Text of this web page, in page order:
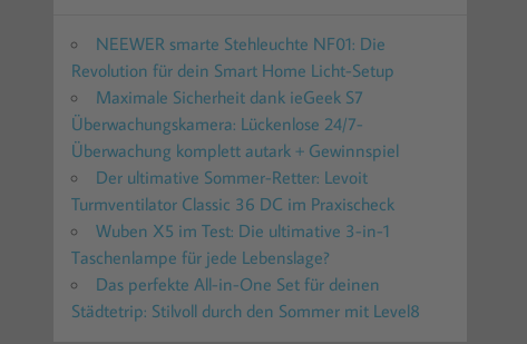
NEEWER smarte Stehleuchte NF01: Die
Revolution für dein Smart Home Licht-Setup
Maximale Sicherheit dank ieGeek S7
Überwachungskamera: Lückenlose 24/7-
Überwachung komplett autark + Gewinnspiel
Der ultimative Sommer-Retter: Levoit
Turmventilator Classic 36 DC im Praxischeck
Wuben X5 im Test: Die ultimative 3-in-1
Taschenlampe für jede Lebenslage?
Das perfekte All-in-One Set für deinen
Städtetrip: Stilvoll durch den Sommer mit Level8